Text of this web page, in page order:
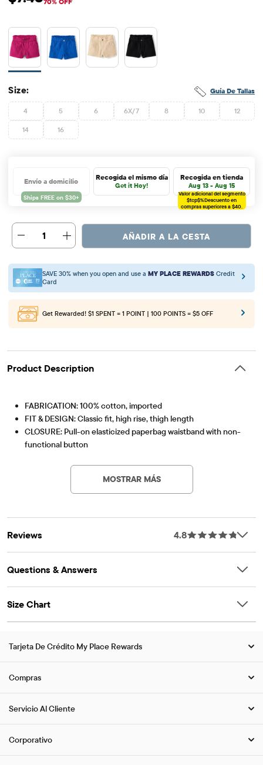
Guía De Tallas
Size:
4 5 6 6X/7 8 10 12
14 16
Envío a domicilio Recogida el mismo día
Get it Hoy!
Recogida en tienda
Aug 13 - Aug 15
Valor adicional del segmento
$tcp$%Descuento en
compras superiores a $40.
1 AÑADIR A LA CESTA
SAVE 30% when you open and use a MY PLACE REWARDS Credit
Card
Get Rewarded! $1 SPENT = 1 POINT | 100 POINTS = $5 OFF
Product Description
FABRICATION: 100% cotton, imported
FIT & DESIGN: Classic fit, high rise, thigh length
CLOSURE: Pull-on elasticized paperbag waistband with non-
functional button
fabric finished for added softness & to reduce shrinkage
MOSTRAR MÁS
Reviews 4.8
Questions & Answers
Size Chart
Tarjeta De Crédito My Place Rewards
Compras
Servicio Al Cliente
Corporativo